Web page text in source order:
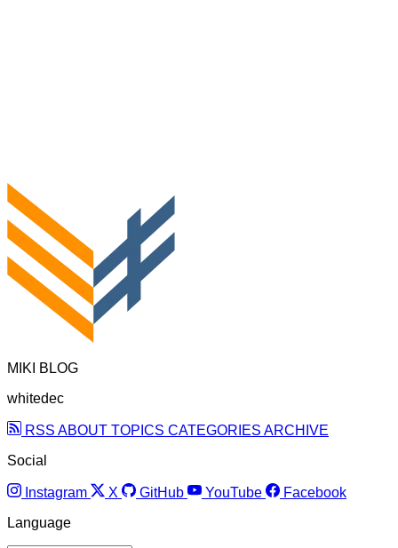
MIKI BLOG
whitedec
RSS ABOUT TOPICS CATEGORIES ARCHIVE
Social
Instagram X GitHub YouTube
Facebook
Language